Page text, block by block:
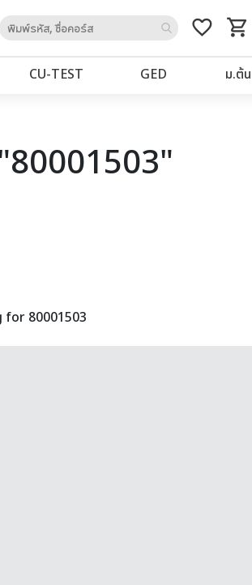
favorite_border shopping_cart
รถเข็น
CU‑TEST GED ม.ต้
80001503